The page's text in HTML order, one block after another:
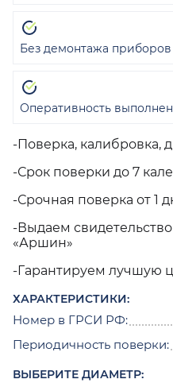
-Поверка, калибровка,
-Срок поверки до 7
-Срочная поверка от 1
-Выдаем
«Аршин»
-Гарантируем лучшую
ХАРАКТЕРИСТИКИ:
Номер в ГРСИ РФ:
Периодичность поверки:
ВЫБЕРИТЕ ДИАМЕТР:
Без демонтажа приборов
Оперативность